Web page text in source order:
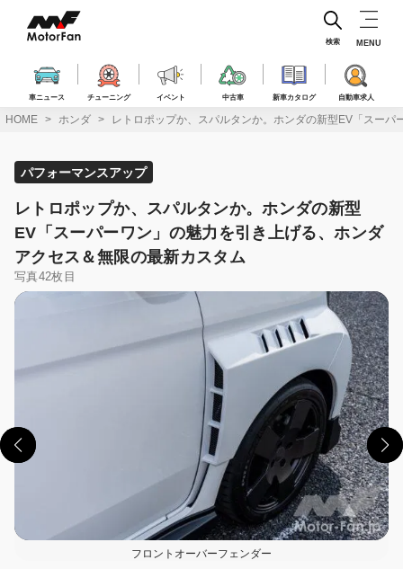
ス
車ニュース チューニング イベント 中古車 新車カタログ 自動車求人
検索 MENU
HOME ホンダ レトロポップか、スパルタンか。ホンダの新型EV「スー
パフォーマンスアップ
レトロポップか、スパルタンか。ホンダの新型
EV「スーパーワン」の魅力を引き上げる、ホンダ
アクセス＆無限の最新カスタム
写真42枚目
フロントオーバーフェンダー